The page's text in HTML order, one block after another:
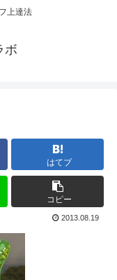
上達法
ボ
はてブ
コピー
2013.08.19